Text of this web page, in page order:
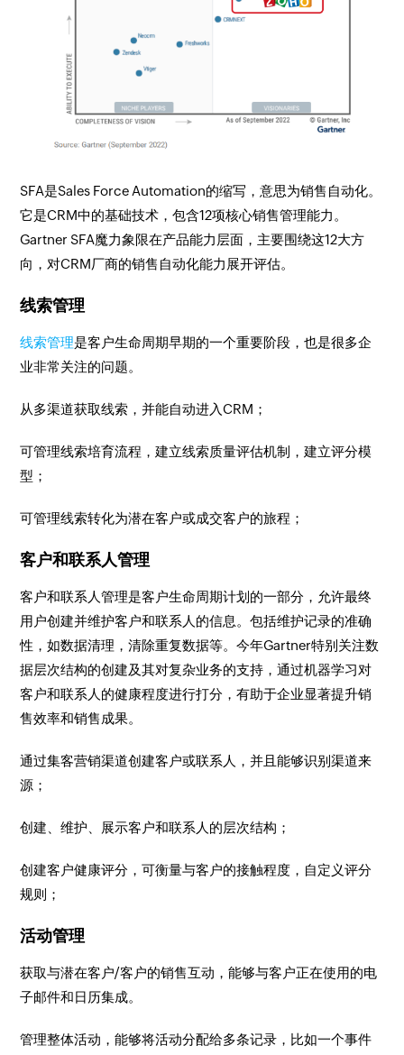
SFA是Sales Force Automation的缩写，意思为销售自动化。
它是CRM中的基础技术，包含12项核心销售管理能力。
Gartner SFA魔力象限在产品能力层面，主要围绕这12大方
向，对CRM厂商的销售自动化能力展开评估。
线索管理
线索管理是客户生命周期早期的一个重要阶段，也是很多企
业非常关注的问题。
从多渠道获取线索，并能自动进入CRM；
可管理线索培育流程，建立线索质量评估机制，建立评分模
型；
可管理线索转化为潜在客户或成交客户的旅程；
客户和联系人管理
客户和联系人管理是客户生命周期计划的一部分，允许最终
用户创建并维护客户和联系人的信息。包括维护记录的准确
性，如数据清理，清除重复数据等。今年Gartner特别关注数
据层次结构的创建及其对复杂业务的支持，通过机器学习对
客户和联系人的健康程度进行打分，有助于企业显著提升销
售效率和销售成果。
通过集客营销渠道创建客户或联系人，并且能够识别渠道来
源；
创建、维护、展示客户和联系人的层次结构；
创建客户健康评分，可衡量与客户的接触程度，自定义评分
规则；
活动管理
获取与潜在客户/客户的销售互动，能够与客户正在使用的电
子邮件和日历集成。
管理整体活动，能够将活动分配给多条记录，比如一个事件